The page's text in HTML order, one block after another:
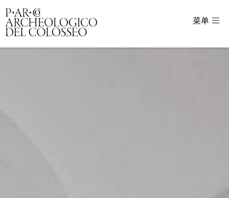
Parco Archeologico del Colosseo - sito
菜单